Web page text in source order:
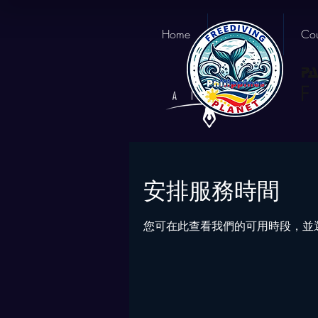
Home About us
安排服務時間
您可在此查看我們的可用時段，